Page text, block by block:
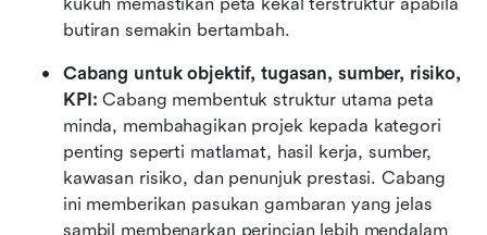
butiran semakin bertambah.
Cabang untuk objektif, tugasan, sumber, risiko,
KPI: Cabang membentuk struktur utama peta
minda, membahagikan projek kepada kategori
penting seperti matlamat, hasil kerja, sumber,
kawasan risiko, dan penunjuk prestasi. Cabang
ini memberikan pasukan gambaran yang jelas
sambil membenarkan perincian lebih mendalam